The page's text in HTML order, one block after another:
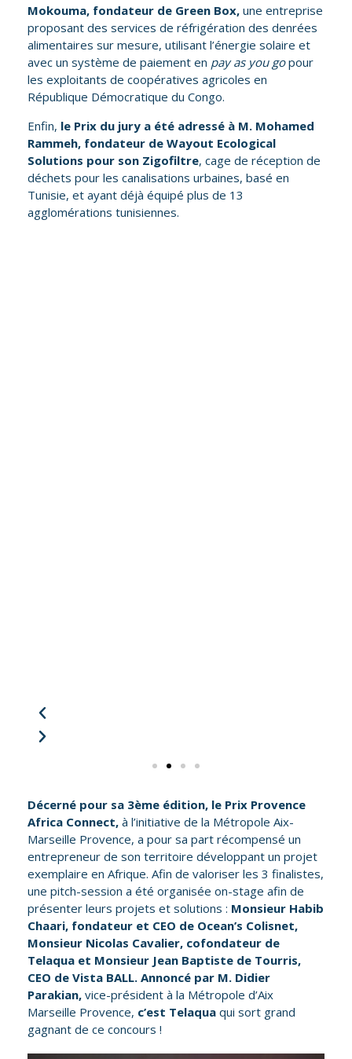
Mokouma, fondateur de Green Box, une entreprise
proposant des services de réfrigération des denrées
alimentaires sur mesure, utilisant l’énergie solaire et
avec un système de paiement en pay as you gopour
les exploitants de coopératives agricoles en
République Démocratique du Congo.
Enfin, le Prix du jury a été adressé à M. Mohamed
Rammeh, fondateur de Wayout Ecological
Solutions pour son Zigofiltre, cage de réception de
déchets pour les canalisations urbaines, basé en
Tunisie, et ayant déjà équipé plus de 13
agglomérations tunisiennes.
Décerné pour sa 3ème édition, le Prix Provence
Africa Connect, à l’initiative de la Métropole Aix-
Marseille Provence, a pour sa part récompensé un
entrepreneur de son territoire développant un projet
exemplaire en Afrique. Afin de valoriser les 3 finalistes,
une pitch-session a été organisée on-stage afin de
présenter leurs projets et solutions : Monsieur Habib
Chaari, fondateur et CEO de Ocean’s Colisnet,
Monsieur Nicolas Cavalier, cofondateur de
Telaqua et Monsieur Jean Baptiste de Tourris,
CEO de Vista BALL. Annoncé par M. Didier
Parakian, vice-président à la Métropole d’Aix
Marseille Provence, c’est Telaqua qui sort grand
gagnant de ce concours !